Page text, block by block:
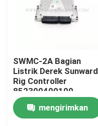
Rumah
Produk
SWMC-2A Bagian
Listrik Derek Sunward
Rig Controller
852300400100
mengirimkan